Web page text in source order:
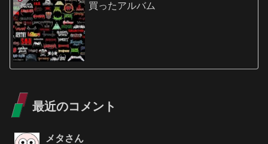
買ったアルバム
最近のコメント
メタさん